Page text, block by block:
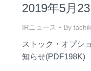
2019年5月23
IRニュース By
ストック・オプシ
知らせ(PDF198K)